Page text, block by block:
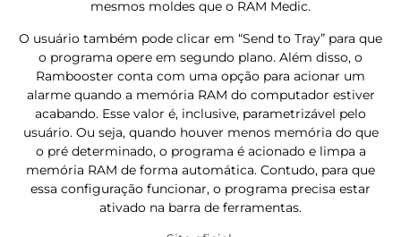
mesmos moldes que o RAM Medic.
O usuário também pode clicar em “Send to Tray” para que
o programa opere em segundo plano. Além disso, o
Rambooster conta com uma opção para acionar um
alarme quando a memória RAM do computador estiver
acabando. Esse valor é, inclusive, parametrizável pelo
usuário. Ou seja, quando houver menos memória do que
o pré determinado, o programa é acionado e limpa a
memória RAM de forma automática. Contudo, para que
essa configuração funcionar, o programa precisa estar
ativado na barra de ferramentas.